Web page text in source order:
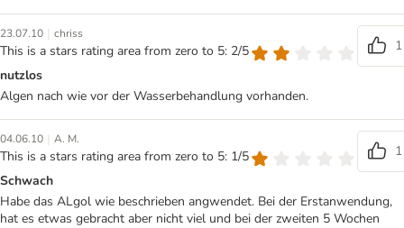
23.07.10 | chriss
This is a stars rating area from zero to 5: 2/5
1
nutzlos
Algen nach wie vor der Wasserbehandlung vorhanden.
04.06.10 | A. M.
This is a stars rating area from zero to 5: 1/5
1
Schwach
Habe das ALgol wie beschrieben angwendet. Bei der Erstanwendung,
hat es etwas gebracht aber nicht viel und bei der zweiten 5 Wochen